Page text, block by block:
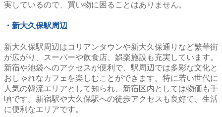
実しているので、買い物に困ることはありません。
・新大久保駅周辺
新大久保駅周辺はコリアンタウンや新大久保通りなど繁華街
が広がり、スーパーや飲食店、娯楽施設も充実しています。
新宿や池袋へのアクセスが便利で、駅周辺では多彩な文化と
おしゃれなカフェを楽しむことができます。特に若い世代に
人気の韓流エリアとして知られ、新宿区内としては物価も手
頃です。新宿駅や大久保駅への徒歩アクセスも良好で、生活
に便利なエリアです。